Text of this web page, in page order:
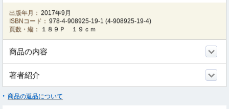
出版年月： 2017年9月
ISBNコード： 978-4-908925-19-1 (4-908925-19-4)
頁数・縦：
１８９Ｐ １９ｃｍ
商品の内容
著者紹介
商品の返品について